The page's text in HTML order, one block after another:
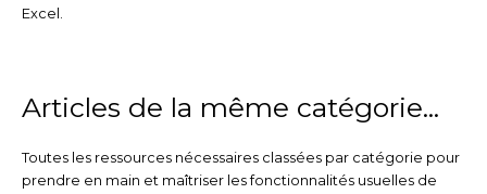
Excel.
Articles de la même catégorie...
Toutes les ressources nécessaires classées par catégorie pour
prendre en main et maîtriser les fonctionnalités usuelles de